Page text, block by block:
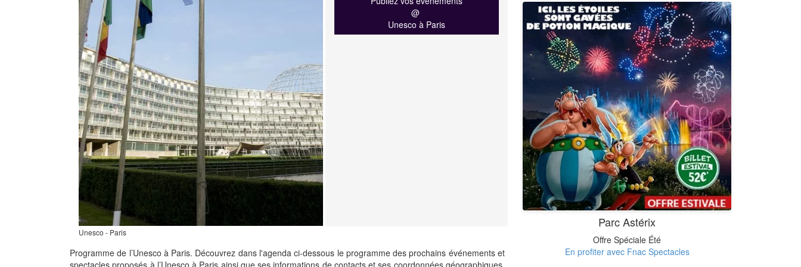
Unesco - Paris
@
Unesco à Paris
Programme de l’Unesco à Paris. Découvrez dans l'agenda ci-dessous le programme des prochains événements et
spectacles proposés à l’Unesco à Paris ainsi que ses informations de contacts et ses coordonnées géographiques.
Parc Astérix
Offre Spéciale Été
En profiter avec Fnac Spectacles